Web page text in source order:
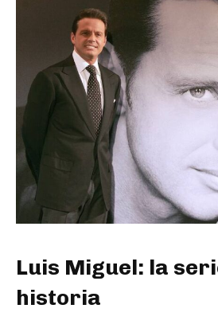
Luis Miguel: la
historia